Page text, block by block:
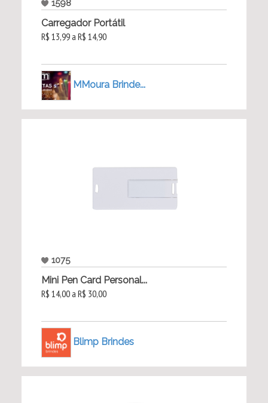
1598
Carregador Portátil
R$ 13,99 a R$ 14,90
MMoura Brinde...
1075
Mini Pen Card Personal...
R$ 14,00 a R$ 30,00
Blimp Brindes